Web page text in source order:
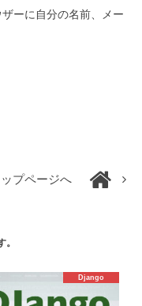
ーに自分の名前、メー
ップページへ
Django